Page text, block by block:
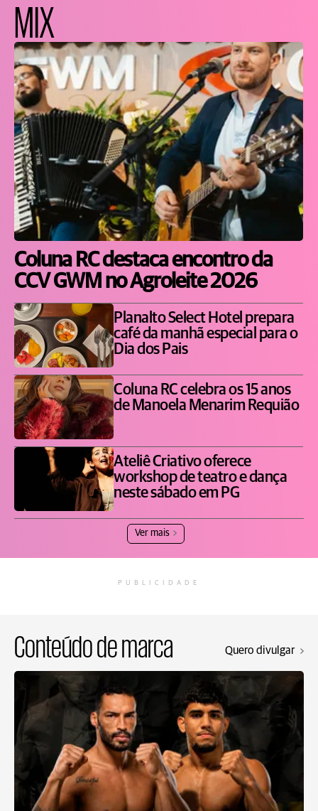
MIX
Coluna RC destaca encontro da
CCV GWM no Agroleite 2026
Planalto Select Hotel prepara
café da manhã especial para o
Dia dos Pais
Coluna RC celebra os 15 anos
de Manoela Menarim Requião
Ateliê Criativo oferece
workshop de teatro e dança
neste sábado em PG
Ver mais
PUBLICIDADE
Conteúdo de marca Quero divulgar